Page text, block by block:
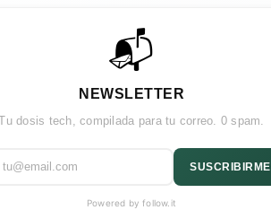
📬
NEWSLETTER
dosis tech, compilada para tu correo. 0 spam.
SUSCRIBIRME
Powered by follow.it